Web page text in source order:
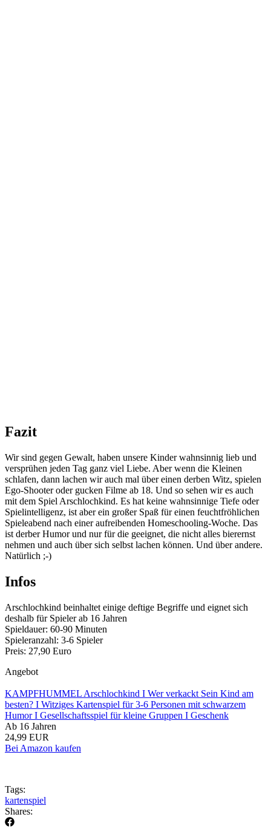
Fazit
Wir sind gegen Gewalt, haben unsere Kinder wahnsinnig lieb und
versprühen jeden Tag ganz viel Liebe. Aber wenn die Kleinen
schlafen, dann lachen wir auch mal über einen derben Witz, spielen
Ego-Shooter oder gucken Filme ab 18. Und so sehen wir es auch
mit dem Spiel Arschlochkind. Es hat keine wahnsinnige Tiefe oder
Spielintelligenz, ist aber ein großer Spaß für einen feuchtfröhlichen
Spieleabend nach einer aufreibenden Homeschooling-Woche. Das
ist derber Humor und nur für die geeignet, die nicht alles bierernst
nehmen und auch über sich selbst lachen können. Und über andere.
Natürlich ;-)
Infos
Arschlochkind beinhaltet einige deftige Begriffe und eignet sich
deshalb für Spieler ab 16 Jahren
Spieldauer: 60-90 Minuten
Spieleranzahl: 3-6 Spieler
Preis: 27,90 Euro
Angebot
KAMPFHUMMEL Arschlochkind I Wer verkackt Sein Kind am
besten? I Witziges Kartenspiel für 3-6 Personen mit schwarzem
Humor I Gesellschaftsspiel für kleine Gruppen I Geschenk
Ab 16 Jahren
24,99 EUR
Bei Amazon kaufen
Tags:
kartenspiel
Shares: